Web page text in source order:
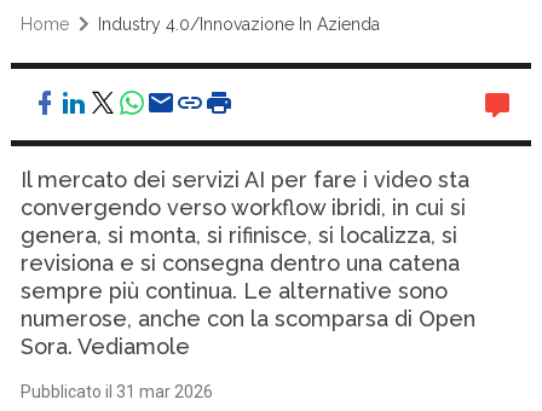
Home Industry 4.0/Innovazione In Azienda
Il mercato dei servizi AI per fare i video sta
convergendo verso workflow ibridi, in cui si
genera, si monta, si rifinisce, si localizza, si
revisiona e si consegna dentro una catena
sempre più continua. Le alternative sono
numerose, anche con la scomparsa di Open
Sora. Vediamole
Pubblicato il 31 mar 2026